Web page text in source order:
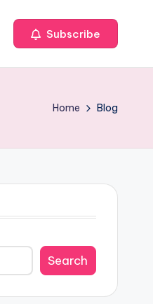
Subscribe
Home Blog
Search